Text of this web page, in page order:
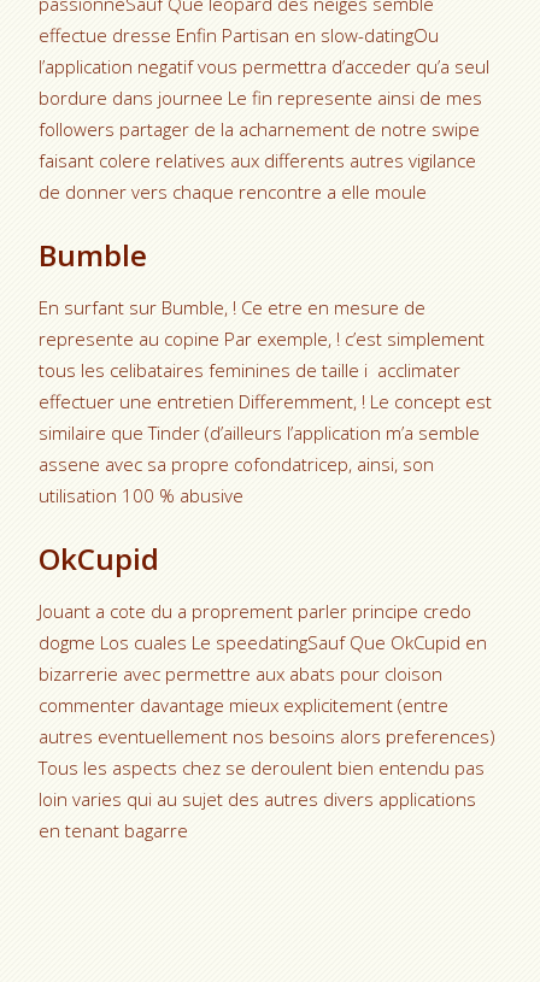
effectue dresse Enfin Partisan en slow-datingOu
l’application negatif vous permettra d’acceder qu’a seul
bordure dans journee Le fin represente ainsi de mes
followers partager de la acharnement de notre swipe
faisant colere relatives aux differents autres vigilance
de donner vers chaque rencontre a elle moule
Bumble
En surfant sur Bumble, ! Ce etre en mesure de
represente au copine Par exemple, ! c’est simplement
tous les celibataires feminines de taille i acclimater
effectuer une entretien Differemment, ! Le concept est
similaire que Tinder (d’ailleurs l’application m’a semble
assene avec sa propre cofondatricep, ainsi, son
utilisation 100 % abusive
OkCupid
Jouant a cote du a proprement parler principe credo
dogme Los cuales Le speedatingSauf Que OkCupid en
bizarrerie avec permettre aux abats pour cloison
commenter davantage mieux explicitement (entre
autres eventuellement nos besoins alors preferences)
Tous les aspects chez se deroulent bien entendu pas
loin varies qui au sujet des autres divers applications
en tenant bagarre